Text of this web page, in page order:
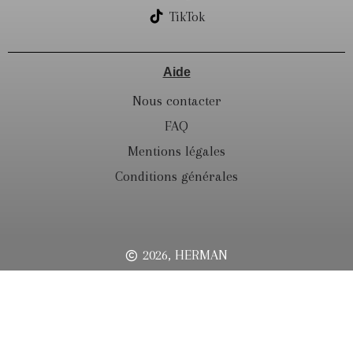
TikTok
Aide
Nous contacter
FAQ
Mentions légales
Conditions générales
2026, HERMAN